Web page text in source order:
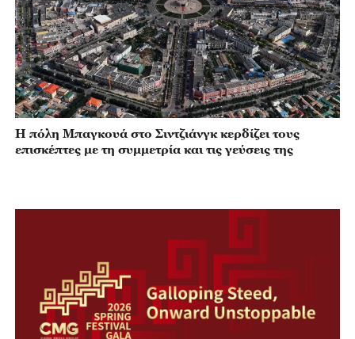
Η πόλη Μπαγκουά στο Σιντζιάνγκ κερδίζει τους
επισκέπτες με τη συμμετρία και τις γεύσεις της